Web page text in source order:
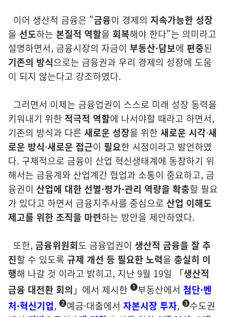
이어 생산적 금융은 "금융이 경제의 지속가능한 성장
을 선도하는 본질적 역할을 회복해야 한다"는 의미라고
설명하면서, 금융시장의 자금이 부동산·담보에 편중된
기존의 방식으로는 금융권과 우리 경제의 성장에 도움
이 되지 않는다고 강조하였다.
그러면서 이제는 금융업권이 스스로 미래 성장 동력을
키워내기 위한 적극적 역할에 나서야할 때라고 하면서,
기존의 방식과 다른 새로운 성장을 위한 새로운 시각·새
로운 방식·새로운 접근이 필요한 시점이라고 발언하였
다. 구체적으로 금융이 산업 혁신생태계에 동참하기 위
해서는 금융계와 산업계간 협업과 소통이 중요하고, 금
융권이 산업에 대한 선별·평가·관리 역량을 확충할 필요
가 있다고 하면서 금융지주사를 중심으로 산업 이해도
제고를 위한 조직을 마련하는 방안을 제안하였다.
또한, 금융위원회도 금융업권이 생산적 금융을 잘 추
진할 수 있도록 규제 개선 등 필요한 노력을 충실히 이
행해 나갈 것 이라고 밝히고, 지난 9월 19일 「생산적
금융 대전환 회의 」에서 제시한 ➊부동산에서 첨단·벤
처·혁신기업, ➋예금·대출에서 자본시장 투자, ➌수도권